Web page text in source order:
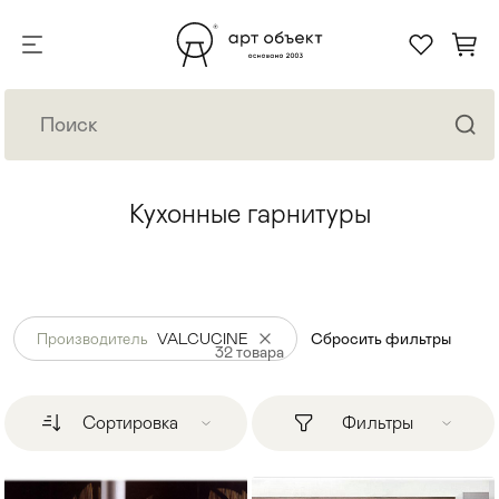
Кухонные гарнитуры
Производитель VALCUCINE Сбросить фильтры
32товара
Сортировка Фильтры